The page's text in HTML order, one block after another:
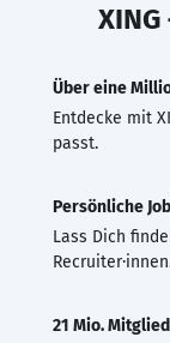
Über eine
Entdecke mit
passt.
Persönliche
Lass Dich
21 Mio.